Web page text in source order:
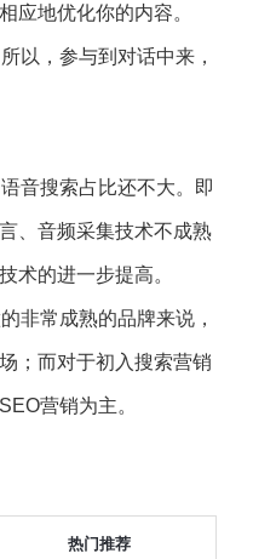
应地优化你的内容。
以，参与到对话中来，
音搜索占比还不大。即
、音频采集技术不成熟
术的进一步提高。
非常成熟的品牌来说，
；而对于初入搜索营销
营销为主。
热门推荐